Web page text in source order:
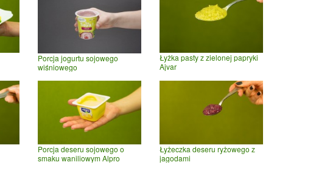
Porcja jogurtu sojowego
wiśniowego
Łyżka pasty z zielonej papryki
Ajvar
Porcja deseru sojowego o
smaku waniliowym Alpro
Łyżeczka deseru ryżowego z
jagodami